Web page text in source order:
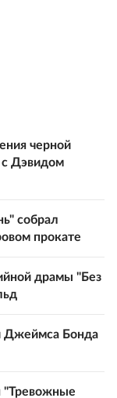
черной
с Дэвидом
собрал
прокате
драмы "Без
Джеймса Бонда
"Тревожные